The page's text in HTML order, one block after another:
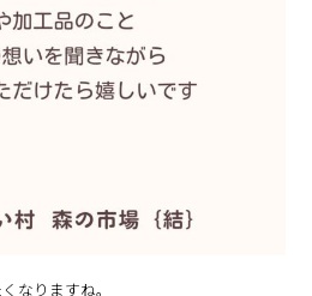
なりますね。